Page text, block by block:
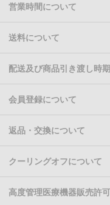
営業時間について
送料について
配送及び商品引き渡し時
会員登録について
返品・交換について
クーリングオフについて
高度管理医療機器販売許